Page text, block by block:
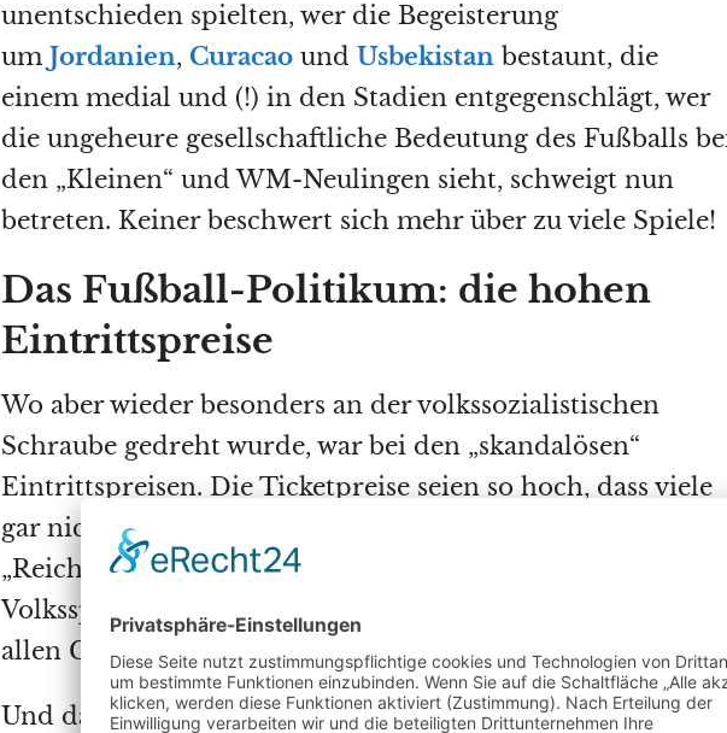
unentschieden spielten, wer die Begeisterung
um Jordanien, Curacaound Usbekistanbestaunt, die
einem medial und (!) in den Stadien entgegenschlägt, wer
die ungeheure gesellschaftliche Bedeutung des Fußballs
den „Kleinen“ und WM-Neulingen sieht, schweigt nun
betreten. Keiner beschwert sich mehr über zu viele Spiele!
Das Fußball-Politikum: die hohen
Eintrittspreise
Wo aber wieder besonders an der volkssozialistischen
Schraube gedreht wurde, war bei den „skandalösen“
Eintrittspreisen. Die Ticketpreise seien so hoch, dass viele
gar nicht an der WM teilnehmen könnten – nur die
„Reichen“. Fußball ist doch
Volkssport!Unerträgliches
allen Gazetten und allen Medienformen war die Folge.
Und dann noch dieserTrump! Der wird die Fußballbühne